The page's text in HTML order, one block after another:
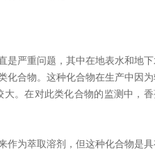
严重问题，其中在地表水和地下
化合物。这种化合物在生产中因
。在对此类化合物的监测中，
为萃取溶剂，但这种化合物是具